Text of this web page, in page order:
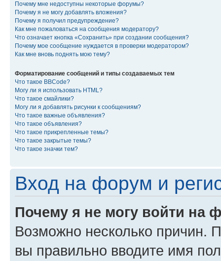
Почему мне недоступны некоторые форумы?
Почему я не могу добавлять вложения?
Почему я получил предупреждение?
Как мне пожаловаться на сообщения модератору?
Что означает кнопка «Сохранить» при создании сообщения?
Почему мое сообщение нуждается в проверки модератором?
Как мне вновь поднять мою тему?
Форматирование сообщений и типы создаваемых тем
Что такое BBCode?
Могу ли я использовать HTML?
Что такое смайлики?
Могу ли я добавлять рисунки к сообщениям?
Что такое важные объявления?
Что такое объявления?
Что такое прикрепленные темы?
Что такое закрытые темы?
Что такое значки тем?
Вход на форум и
Почему я не могу войти на
Возможно несколько причин.
вы правильно вводите имя